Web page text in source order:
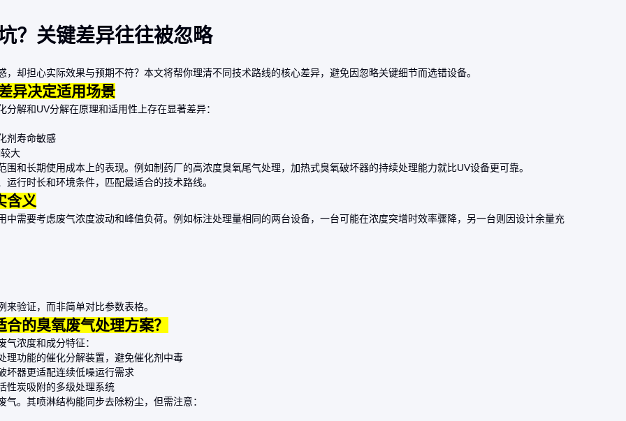
？关键差异往往被忽略
却担心实际效果与预期不符？本文将帮你理清不同技术路线的核心差异，避免因忽略关键细节而选错设备。
异决定适用场景
解和UV分解在原理和适用性上存在显著差异：
剂寿命敏感
大
和长期使用成本上的表现。例如制药厂的高浓度臭氧尾气处理， 加热式臭氧破坏器的持续处理能力就比UV设备更可靠。
行时长和环境条件，匹配最适合的技术路线。
含义
需要考虑废气浓度波动和峰值负荷。例如标注处理量相同的两台设备，一台可能在浓度突增时效率骤降，另一台则因设计余量充
验证，而非简单对比参数表格。
的臭氧废气处理方案？
浓度和成分特征：
理功能的催化分解装置，避免催化剂中毒
坏器更适配连续低噪运行需求
性炭吸附的多级处理系统
。其喷淋结构能同步去除粉尘，但需注意：